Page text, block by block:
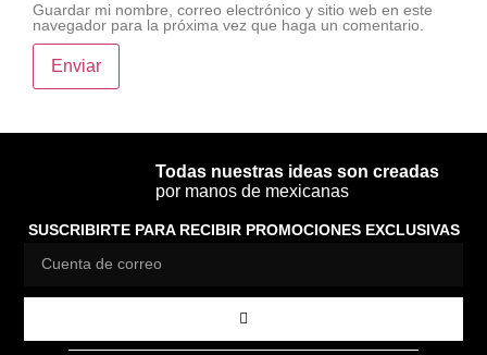
Guardar mi nombre, correo electrónico y sitio web en este
navegador para la próxima vez que haga un comentario.
Todas nuestras ideas son creadas
por manos de mexicanas
SUSCRIBIRTE PARA RECIBIR PROMOCIONES EXCLUSIVAS